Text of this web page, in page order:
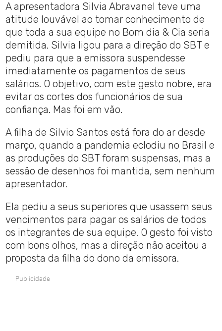
A apresentadora Silvia Abravanel teve uma
atitude louvável ao tomar conhecimento de
que toda a sua equipe no Bom dia & Cia seria
demitida. Silvia ligou para a direção do SBT e
pediu para que a emissora suspendesse
imediatamente os pagamentos de seus
salários. O objetivo, com este gesto nobre, era
evitar os cortes dos funcionários de sua
confiança. Mas foi em vão.
A filha de Silvio Santos está fora do ar desde
março, quando a pandemia eclodiu no Brasil e
as produções do SBT foram suspensas, mas a
sessão de desenhos foi mantida, sem nenhum
apresentador.
Ela pediu a seus superiores que usassem seus
vencimentos para pagar os salários de todos
os integrantes de sua equipe. O gesto foi visto
com bons olhos, mas a direção não aceitou a
proposta da filha do dono da emissora.
Publicidade